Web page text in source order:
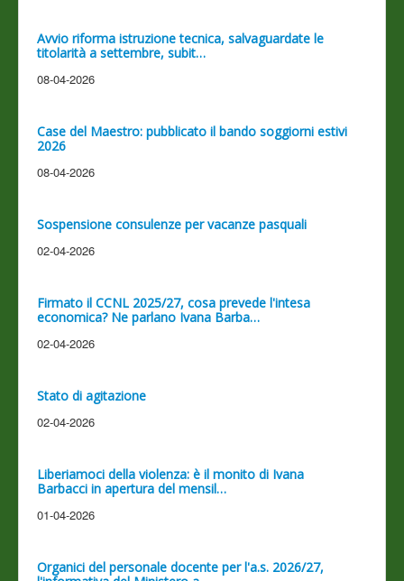
Avvio riforma istruzione tecnica, salvaguardate le
titolarità a settembre, subit…
08-04-2026
Case del Maestro: pubblicato il bando soggiorni estivi
2026
08-04-2026
Sospensione consulenze per vacanze pasquali
02-04-2026
Firmato il CCNL 2025/27, cosa prevede l'intesa
economica? Ne parlano Ivana Barba…
02-04-2026
Stato di agitazione
02-04-2026
Liberiamoci della violenza: è il monito di Ivana
Barbacci in apertura del mensil…
01-04-2026
Organici del personale docente per l'a.s. 2026/27,